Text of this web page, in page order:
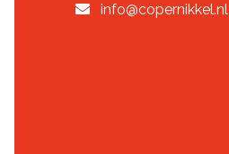
info@copernikkel.nl